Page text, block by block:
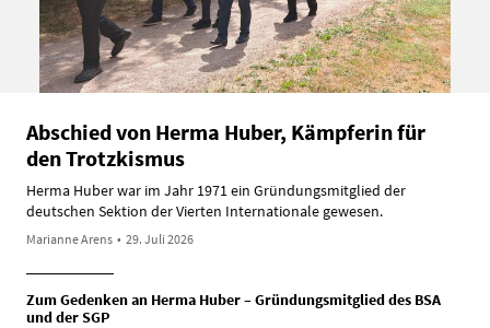
Abschied von Herma Huber, Kämpferin für
den Trotzkismus
Herma Huber war im Jahr 1971 ein Gründungsmitglied der
deutschen Sektion der Vierten Internationale gewesen.
Marianne Arens • 29. Juli 2026
Zum Gedenken an Herma Huber – Gründungsmitglied des BSA
und der SGP